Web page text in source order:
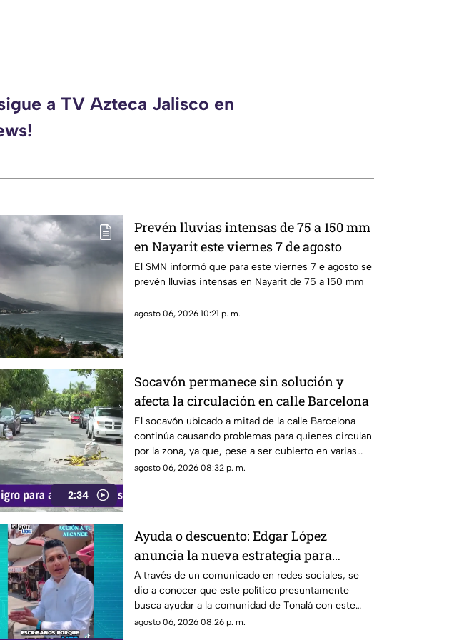
a TV Azteca Jalisco en
Prevén lluvias intensas de 75 a 150 mm
en Nayarit este viernes 7 de agosto
El SMN informó que para este viernes 7 e agosto se
prevén lluvias intensas en Nayarit de 75 a 150 mm
agosto 06, 2026 10:21 p. m.
2:34
Socavón permanece sin solución y
afecta la circulación en calle Barcelona
El socavón ubicado a mitad de la calle Barcelona
continúa causando problemas para quienes circulan
por la zona, ya que, pese a ser cubierto en varias
ocasiones, vuelve a aparecer con el paso del
agosto 06, 2026 08:32 p. m.
Ayuda o descuento: Edgar López
anuncia la nueva estrategia para
ayudar algunas familias
A través de un comunicado en redes sociales, se
dio a conocer que este político presuntamente
busca ayudar a la comunidad de Tonalá con este
descuento.
agosto 06, 2026 08:26 p. m.